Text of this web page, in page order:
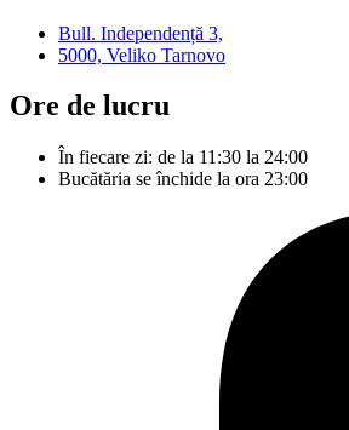
Bull. Independență 3,
5000, Veliko Tarnovo
Ore de lucru
În fiecare zi: de la 11:30 la 24:00
Bucătăria se închide la ora 23:00